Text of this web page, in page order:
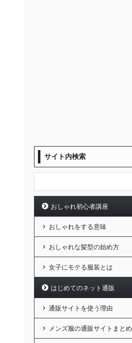
サイト内検索
おしゃれ初心者講座
おしゃれをする意味
おしゃれな髪型の始め方
女子にモテる服装とは
はじめてのネット通販
通販サイトを使う理由
メンズ服の通販サイトまとめ